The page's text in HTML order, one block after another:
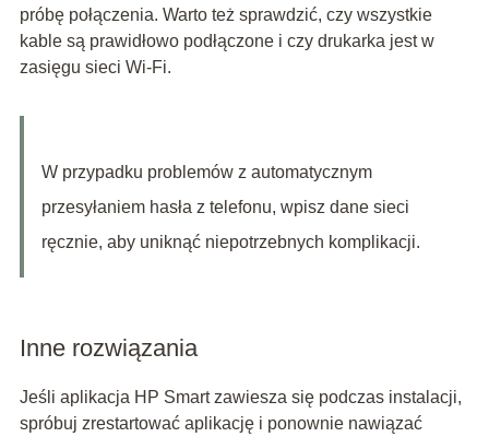
próbę połączenia. Warto też sprawdzić, czy wszystkie
kable są prawidłowo podłączone i czy drukarka jest w
zasięgu sieci Wi-Fi.
W przypadku problemów z automatycznym
przesyłaniem hasła z telefonu, wpisz dane sieci
ręcznie, aby uniknąć niepotrzebnych komplikacji.
Inne rozwiązania
Jeśli aplikacja HP Smart zawiesza się podczas instalacji,
spróbuj zrestartować aplikację i ponownie nawiązać